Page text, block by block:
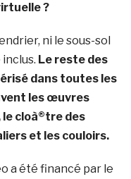
?
ni le sous-sol
Le reste des
dans toutes les
les œuvres
le cloà®tre des
et les couloirs.
a été financé par le